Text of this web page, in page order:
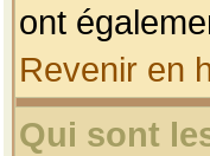
ont
Revenir en
Qui sont